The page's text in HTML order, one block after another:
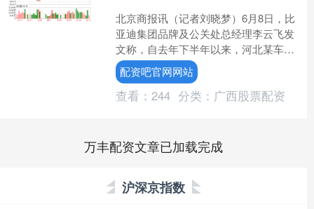
北京商报讯（记者刘晓梦）6月8日，比
亚迪集团品牌及公关处总经理李云飞发
文称，自去年下半年以来，河北某车企
持续发起汽车行业“高负债率”“财务造
假”“财务审计”及“....
配资吧官网网站
查看： 244 分类： 广西股票配资
万丰配资文章已加载完成
沪深京指数